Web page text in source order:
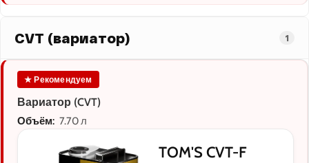
CVT (вариатор) 1
★ Рекомендуем
Вариатор (CVT)
Объём: 7.70 л
TOM'S CVT-F